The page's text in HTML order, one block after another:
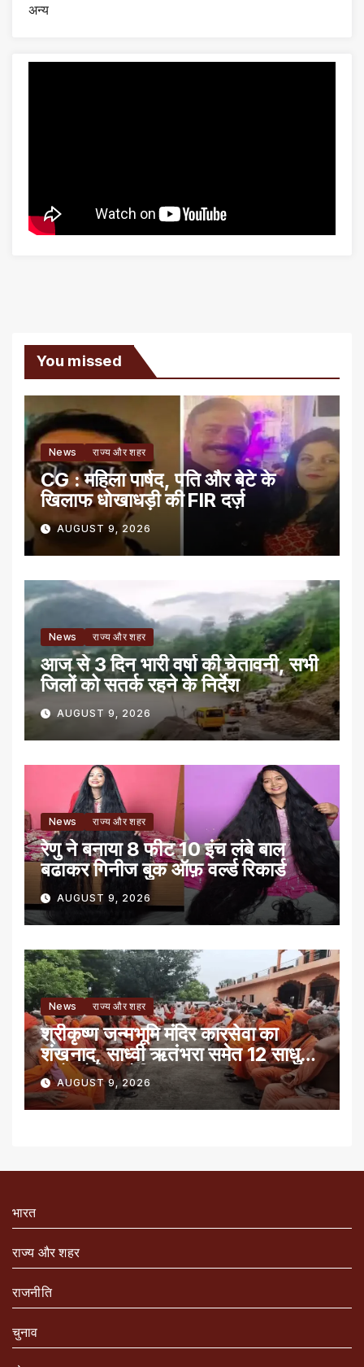
अन्य
You missed
News राज्य और शहर
CG : महिला पार्षद, पति और बेटे के
खिलाफ धोखाधड़ी की FIR दर्ज़
AUGUST 9, 2026
News राज्य और शहर
आज से 3 दिन भारी वर्षा की चेतावनी, सभी
जिलों को सतर्क रहने के निर्देश
AUGUST 9, 2026
News राज्य और शहर
रेणु ने बनाया 8 फीट 10 इंच लंबे बाल
बढाकर गिनीज बुक ऑफ़ वर्ल्ड रिकार्ड
AUGUST 9, 2026
News राज्य और शहर
श्रीकृष्ण जन्मभूमि मंदिर कारसेवा का
शंखनाद, साध्वी ऋतंभरा समेत 12 साधु-
संतों को रेड नोटिस
AUGUST 9, 2026
भारत
राज्य और शहर
राजनीति
चुनाव